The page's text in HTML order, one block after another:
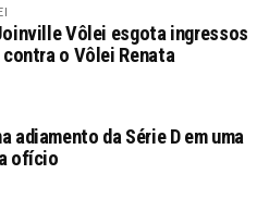
Vôlei esgota ingressos
o Vôlei Renata
adiamento da Série D em uma
ofício